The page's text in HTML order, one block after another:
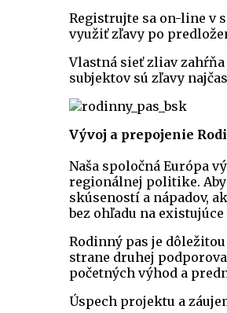
Registrujte sa on-line v
využiť zľavy po
Vlastná sieť zliav
subjektov sú zľavy
Vývoj a prepojenie
Naša spoločná Európa
regionálnej politike.
skúseností a nápadov,
bez ohľadu na
Rodinný pas je
strane druhej
početných výhod a
Úspech projektu a